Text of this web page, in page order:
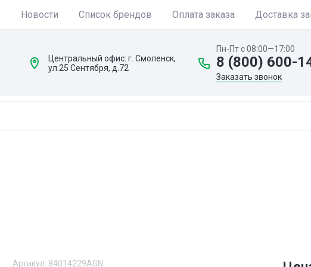
Новости Список брендов Оплата заказа Доставка
Центральный офис: г. Смоленск,
ул.25 Сентября, д.72
Пн-Пт с 08:00—17:00
8 (800) 600-
Заказать звонок
Артикул: 84014229AGN